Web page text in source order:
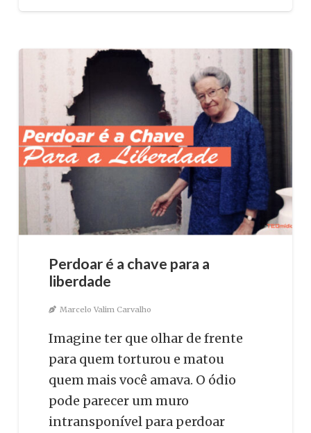
Perdoar é a chave para a
liberdade
Marcelo Valim Carvalho
Imagine ter que olhar de frente
para quem torturou e matou
quem mais você amava. O ódio
pode parecer um muro
intransponível para perdoar